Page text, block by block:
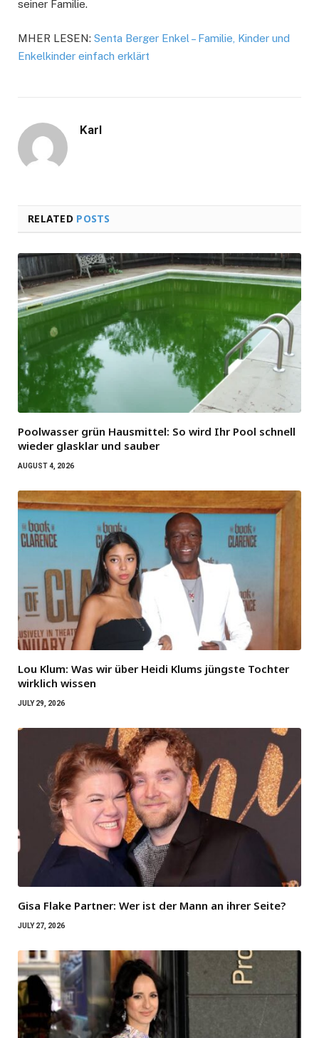
seiner Familie.
MHER LESEN: Senta Berger Enkel – Familie, Kinder und
Enkelkinder einfach erklärt
Karl
RELATED POSTS
Poolwasser grün Hausmittel: So wird Ihr Pool schnell
wieder glasklar und sauber
AUGUST 4, 2026
Lou Klum: Was wir über Heidi Klums jüngste Tochter
wirklich wissen
JULY 29, 2026
Gisa Flake Partner: Wer ist der Mann an ihrer Seite?
JULY 27, 2026